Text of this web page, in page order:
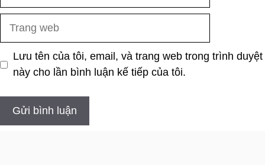
Lưu tên của tôi, email, và trang web trong trình duyệt
này cho lần bình luận kế tiếp của tôi.